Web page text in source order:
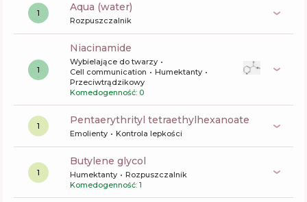
1 aqua (water)
Rozpuszczalnik
1
niacinamide
Wybielające do twarzy
Cell communication
Humektanty
Przeciwtrądzikowy
Komedogenność: 0
1 pentaerythrityl tetraethylhexanoate
Emolienty Kontrola lepkości
1
butylene glycol
Humektanty
Rozpuszczalnik
Komedogenność: 1